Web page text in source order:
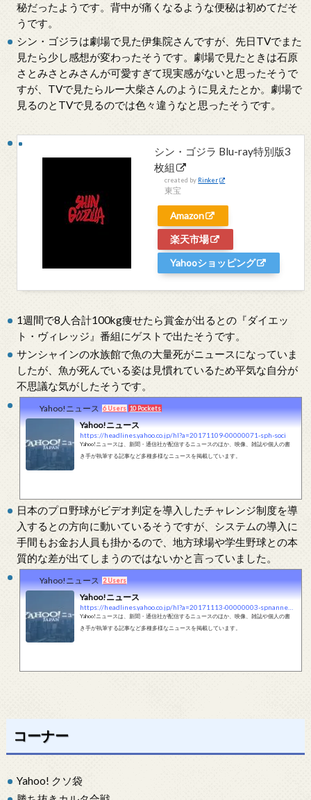
秘だったようです。背中が痛くなるような便秘は初めてだそ
うです。
シン・ゴジラは劇場で見た伊集院さんですが、先日TVでまた
見たら少し感想が変わったそうです。劇場で見たときは石原
さとみさとみさんが可愛すぎて現実感がないと思ったそうで
すが、TVで見たらルー大柴さんのように見えたとか。劇場で
見るのとTVで見るのでは色々違うなと思ったそうです。
シン・ゴジラ Blu-ray特別版3
枚組
created by Rinker
東宝
Amazon
楽天市場
Yahooショッピング
1週間で8人合計100kg痩せたら賞金が出るとの『ダイエッ
ト・ヴィレッジ』番組にゲストで出たそうです。
サンシャインの水族館で魚の大量死がニュースになっていま
したが、魚が死んでいる姿は見慣れているため平気な自分が
不思議な気がしたそうです。
Yahoo!ニュース 6 Users 10 Pockets
Yahoo!ニュース
https://headlines.yahoo.co.jp/hl?a=20171109-00000071-sph-soci
Yahoo!ニュースは、新聞・通信社が配信するニュースのほか、映像、雑誌や個人の書
き手が執筆する記事など多種多様なニュースを掲載しています。
日本のプロ野球がビデオ判定を導入したチャレンジ制度を導
入するとの方向に動いているそうですが、システムの導入に
手間もお金お人員も掛かるので、地方球場や学生野球との本
質的な差が出てしまうのではないかと言っていました。
Yahoo!ニュース 2 Users
Yahoo!ニュース
Yahoo!ニュースは、新聞・通信社が配信するニュースのほか、映像、雑誌や個人の書
き手が執筆する記事など多種多様なニュースを掲載しています。
コーナー
Yahoo! クソ袋